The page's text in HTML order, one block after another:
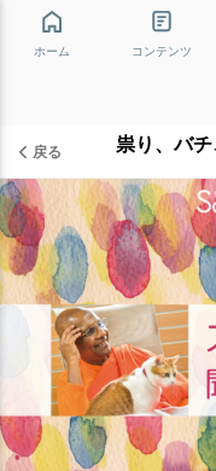
ホーム コンテンツ
戻る 祟り、バ